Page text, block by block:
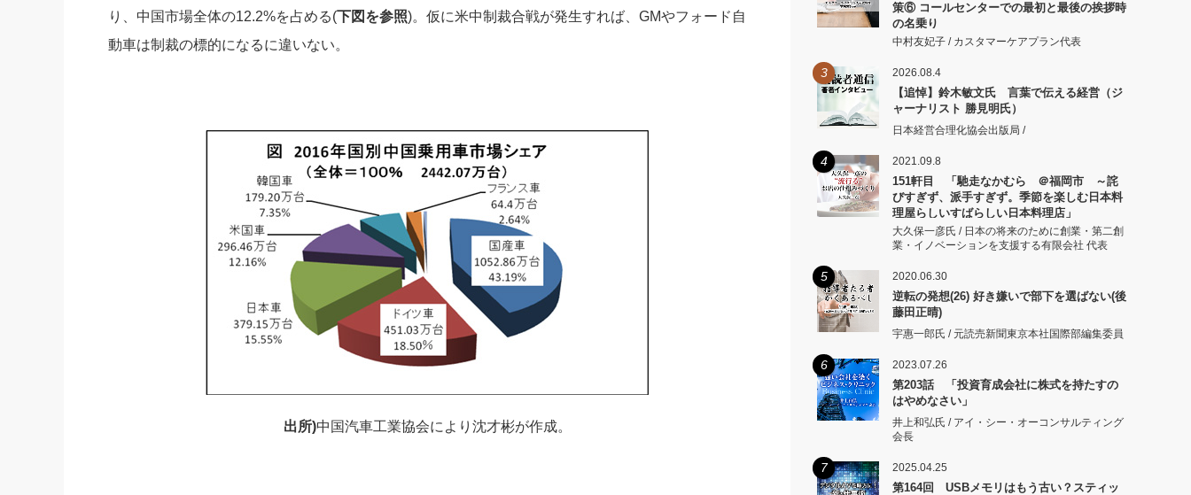
り、中国市場全体の12.2%を占める(下図を参照)。仮に米中制裁合戦が発生すれば、GMやフォード自
動車は制裁の標的になるに違いない。
出所)中国汽車工業協会により沈才彬が作成。
策⑥ コールセンターでの最初と最後の挨拶時
の名乗り
中村友妃子 / カスタマーケアプラン代表
3 2026.08.4
【追悼】鈴木敏文氏 言葉で伝える経営（ジ
ャーナリスト 勝見明氏）
日本経営合理化協会出版局 /
4 2021.09.8
151軒目 「馳走なかむら ＠福岡市 ～詫
びすぎず、派手すぎず。季節を楽しむ日本料
理屋らしいすばらしい日本料理店」
大久保一彦氏 / 日本の将来のために創業・第二創
業・イノベーションを支援する有限会社 代表
5 2020.06.30
逆転の発想(26) 好き嫌いで部下を選ばない(後
藤田正晴)
宇惠一郎氏 / 元読売新聞東京本社国際部編集委員
6 2023.07.26
第203話 「投資育成会社に株式を持たすの
はやめなさい」
井上和弘氏 / アイ・シー・オーコンサルティング
会長
7 2025.04.25
第164回 USBメモリはもう古い？スティッ